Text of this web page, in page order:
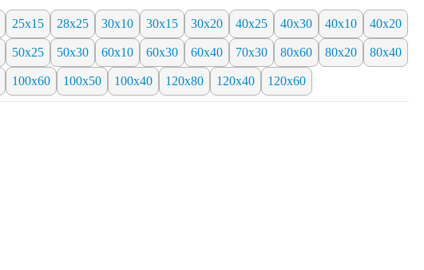
25х15 28х25 30х10 30х15 30х20 40х25 40х30 40х10 40х20
50х25 50х30 60х10 60х30 60х40 70х30 80х60 80х20 80х40
100х60 100х50 100х40 120х80 120х40 120х60